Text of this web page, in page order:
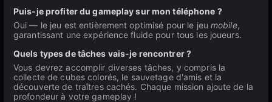
Puis-je profiter du gameplay sur mon téléphone ?
Oui — le jeu est entièrement optimisé pour le jeu mobile,
garantissant une expérience fluide pour tous les joueurs.
Quels types de tâches vais-je rencontrer ?
Vous devrez accomplir diverses tâches, y compris la
collecte de cubes colorés, le sauvetage d'amis et la
découverte de traîtres cachés. Chaque mission ajoute de la
profondeur à votre gameplay !